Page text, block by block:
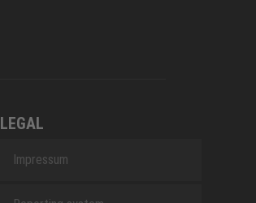
LEGAL
Impressum